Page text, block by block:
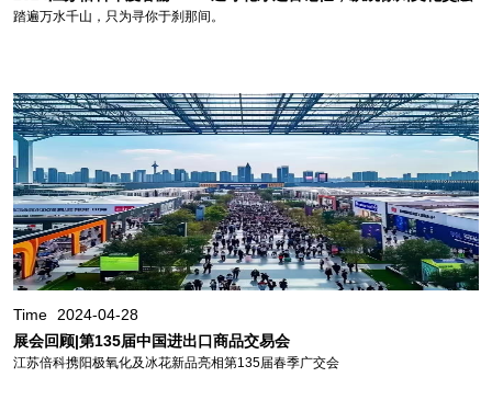
踏遍万水千山，只为寻你于刹那间。
Time
2024-04-28
展会回顾|第135届中国进出口商品交易会
江苏倍科携阳极氧化及冰花新品亮相第135届春季广交会